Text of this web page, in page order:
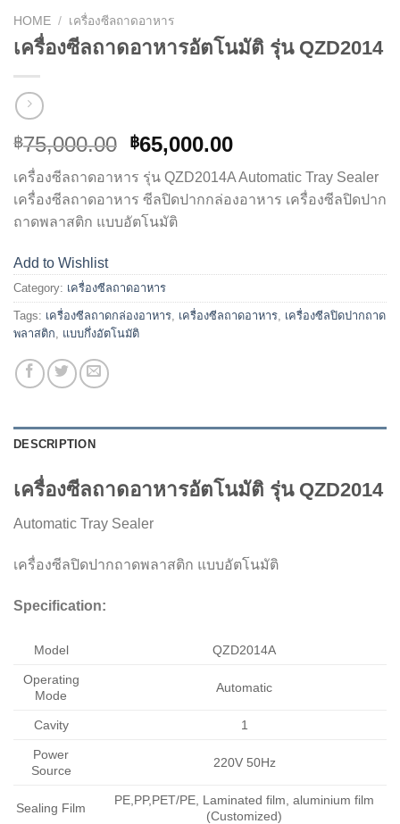
HOME / เครื่องซีลถาดอาหาร
เครื่องซีลถาดอาหารอัตโนมัติ รุ่น QZD2014
฿75,000.00 ฿65,000.00
เครื่องซีลถาดอาหาร รุ่น QZD2014A Automatic Tray Sealer
เครื่องซีลถาดอาหาร ซีลปิดปากกล่องอาหาร เครื่องซีลปิดปาก
ถาดพลาสติก แบบอัตโนมัติ
Add to Wishlist
Category: เครื่องซีลถาดอาหาร
Tags: เครื่องซีลถาดกล่องอาหาร, เครื่องซีลถาดอาหาร, เครื่องซีลปิดปากถาด
พลาสติก, แบบกึ่งอัตโนมัติ
DESCRIPTION
เครื่องซีลถาดอาหารอัตโนมัติ รุ่น QZD2014
Automatic Tray Sealer
เครื่องซีลปิดปากถาดพลาสติก แบบอัตโนมัติ
Specification:
Model QZD2014A
Operating
Mode
Automatic
Cavity 1
Power
Source
220V 50Hz
Sealing Film
PE,PP,PET/PE, Laminated film, aluminium film
(Customized)